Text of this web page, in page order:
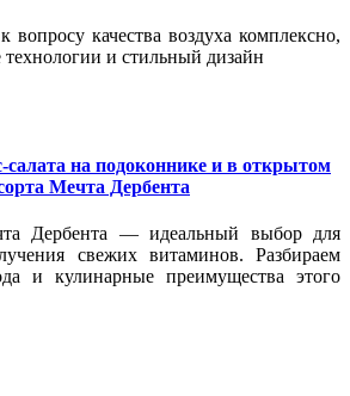
вопросу качества воздуха комплексно,
технологии и стильный дизайн
на подоконнике и в открытом
Мечта Дербента
Дербента — идеальный выбор для
свежих витаминов. Разбираем
и кулинарные преимущества этого